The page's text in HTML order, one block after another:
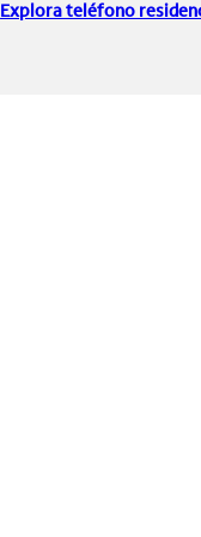
Explora teléfono